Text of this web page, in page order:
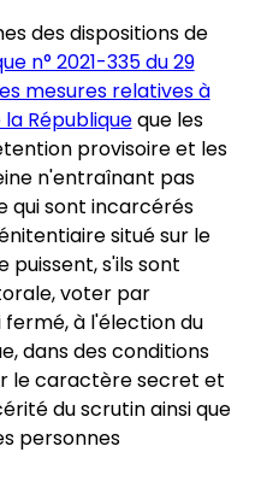
des dispositions de
n° 2021-335 du 29
mesures relatives à
Républiqueque les
provisoire et les
n'entraînant pas
qui sont incarcérés
situé sur le
puissent, s'ils sont
voter par
à l'élection du
dans des conditions
le caractère secret et
du scrutin ainsi que
personnes